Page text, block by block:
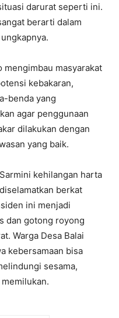
darurat seperti ini.
berarti dalam
mengimbau masyarakat
kebakaran,
benda yang
agar penggunaan
dilakukan dengan
yang baik.
kehilangan harta
berkat
ini menjadi
dan gotong royong
Warga Desa Balai
kebersamaan bisa
sesama,